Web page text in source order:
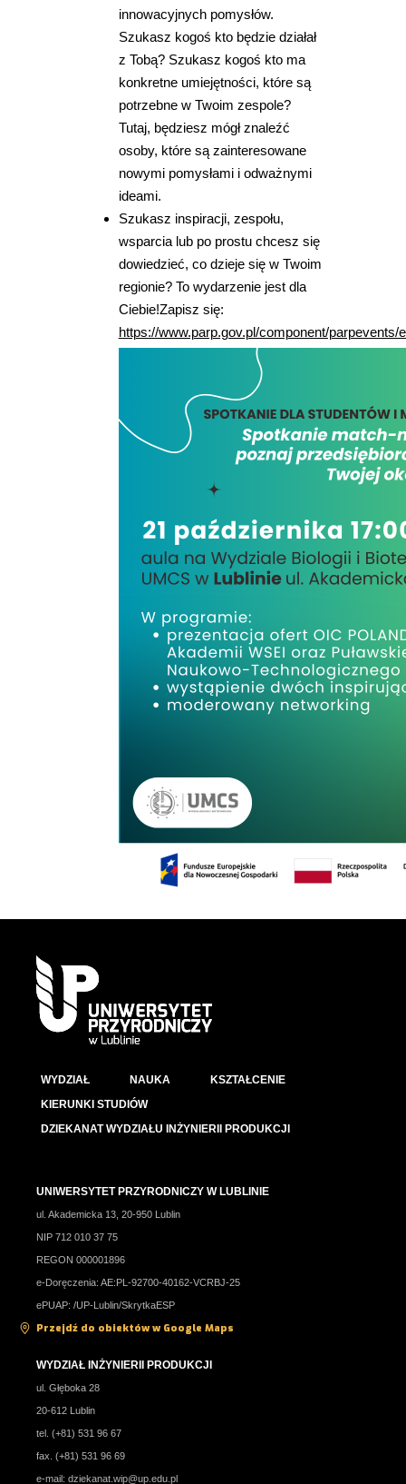
innowacyjnych pomysłów.
Szukasz kogoś kto będzie działał
z Tobą? Szukasz kogoś kto ma
konkretne umiejętności, które są
potrzebne w Twoim zespole?
Tutaj, będziesz mógł znaleźć
osoby, które są zainteresowane
nowymi pomysłami i odważnymi
ideami.
Szukasz inspiracji, zespołu,
wsparcia lub po prostu chcesz się
dowiedzieć, co dzieje się w Twoim
regionie? To wydarzenie jest dla
Ciebie!Zapisz się:
https://www.parp.gov.pl/component/parpevents/
WYDZIAŁ NAUKA
KSZTAŁCENIE
KIERUNKI STUDIÓW
DZIEKANAT WYDZIAŁU INŻYNIERII PRODUKCJI
UNIWERSYTET PRZYRODNICZY W LUBLINIE
ul. Akademicka 13, 20-950 Lublin
NIP 712 010 37 75
REGON 000001896
e-Doręczenia: AE:PL-92700-40162-VCRBJ-25
ePUAP: /UP-Lublin/SkrytkaESP
Przejdź do obiektów w Google Maps
WYDZIAŁ INŻYNIERII PRODUKCJI
ul. Głęboka 28
20-612 Lublin
tel. (+81) 531 96 67
fax. (+81) 531 96 69
e-mail: dziekanat.wip@up.edu.pl